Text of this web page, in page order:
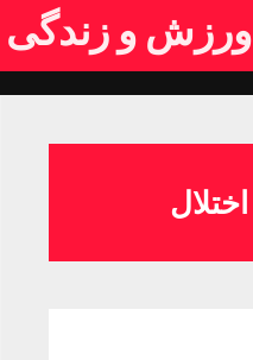
ورزش و زندگی